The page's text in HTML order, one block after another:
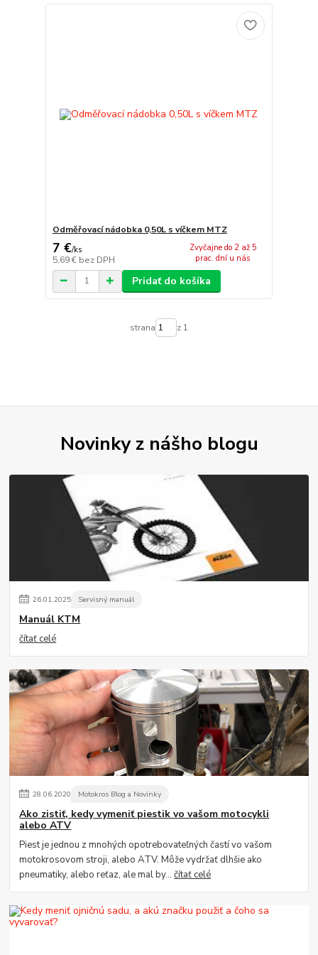
Odměřovací nádobka 0,50L s víčkem MTZ
7 €/ks
5,69 € bez DPH
Zvyčajne do 2 až 5
prac. dní u nás
Pridať do košíka
strana z 1
Novinky z nášho blogu
26.01.2025 Servisný manuál
Manuál KTM
čítať celé
28.06.2020 Motokros Blog a Novinky
Ako zistiť, kedy vymeniť piestik vo vašom motocykli
alebo ATV
Piest je jednou z mnohých opotrebovateľných častí vo vašom
motokrosovom stroji, alebo ATV. Môže vydržať dlhšie ako
pneumatiky, alebo reťaz, ale mal by...čítať celé